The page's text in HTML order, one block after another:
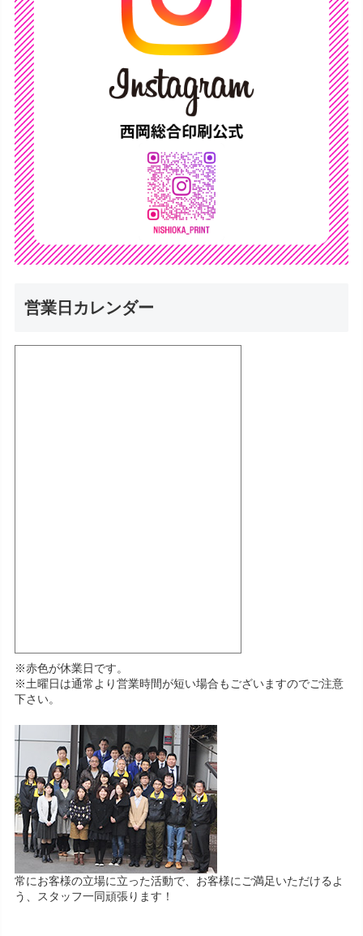
営業日カレンダー
※赤色が休業日です。
※土曜日は通常より営業時間が短い場合もございますのでご注意
下さい。
常にお客様の立場に立った活動で、お客様にご満足いただけるよ
う、スタッフ一同頑張ります！